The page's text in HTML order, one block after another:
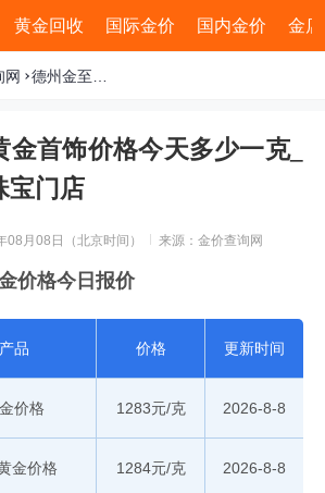
黄金回收 国际金价 国内金价 金
网 德州金至尊黄金首饰价格今天多少一克_德州金至尊珠宝门店
首饰价格今天多少一克_
宝门店
月08日（北京时间） 来源：金价查询网
价格今日报价
产品 价格 更新时间
价格 1283元/克 2026-8-8
金价格 1284元/克 2026-8-8